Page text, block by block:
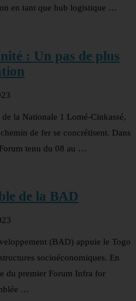
en tant que hub logistique …
: Un pas de plus
la Nationale 1 Lomé-Cinkassé,
de fer se concrétisent. Dans
tenu du 08 au …
de la BAD
(BAD) appuie le Togo
socioéconomiques. En
du premier Forum Infra for
…